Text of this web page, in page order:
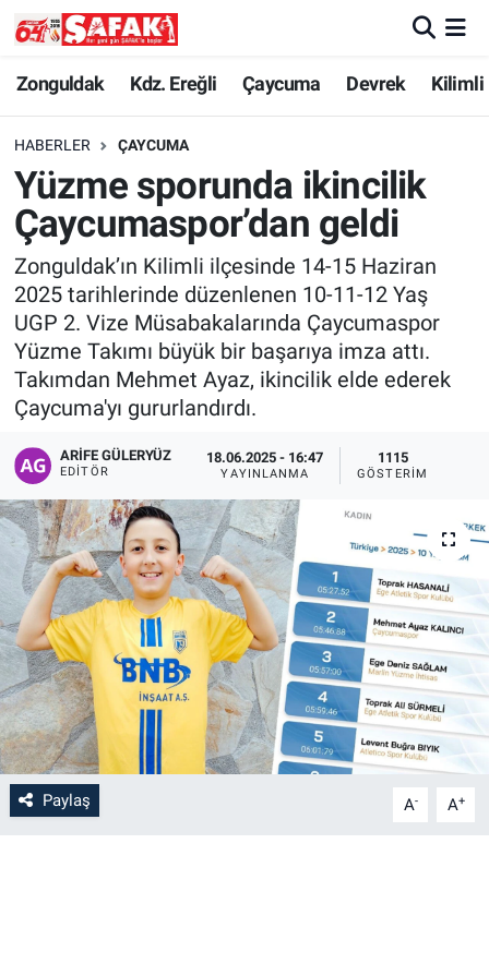
Zonguldak Kdz. Ereğli Çaycuma Devrek Kilimli
HABERLER ÇAYCUMA
Yüzme sporunda ikincilik
Çaycumaspor’dan geldi
Zonguldak’ın Kilimli ilçesinde 14-15 Haziran
2025 tarihlerinde düzenlenen 10-11-12 Yaş
UGP 2. Vize Müsabakalarında Çaycumaspor
Yüzme Takımı büyük bir başarıya imza attı.
Takımdan Mehmet Ayaz, ikincilik elde ederek
Çaycuma'yı gururlandırdı.
ARIFE GÜLERYÜZ
EDITÖR
18.06.2025 - 16:47
YAYINLANMA
1115
GÖSTERIM
Paylaş A- A+
Zonguldak
Kdz. Ereğli
Çaycuma
Devrek
Kilimli
Asayiş
Spor
Resmi İlan
Zonguldak Nöbetçi Eczaneler
Zonguldak Hava Durumu
Zonguldak Namaz Vakitleri
Zonguldak Trafik Yoğunluk Haritası
Süper Lig Puan Durumu ve Fikstür
Tüm Manşetler
Son Dakika Haberleri
Haber Arşivi